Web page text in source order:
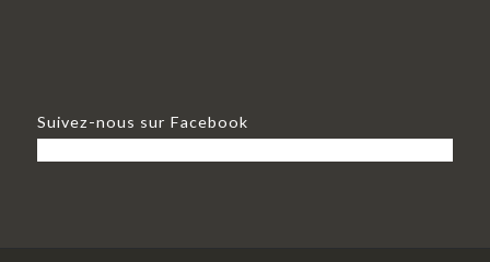
Suivez-nous sur Facebook